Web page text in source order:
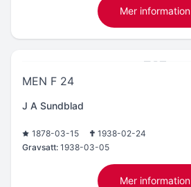
Mer information
MEN F 24
J A Sundblad
1878-03-15
1938-02-24
Gravsatt: 1938-03-05
Mer information